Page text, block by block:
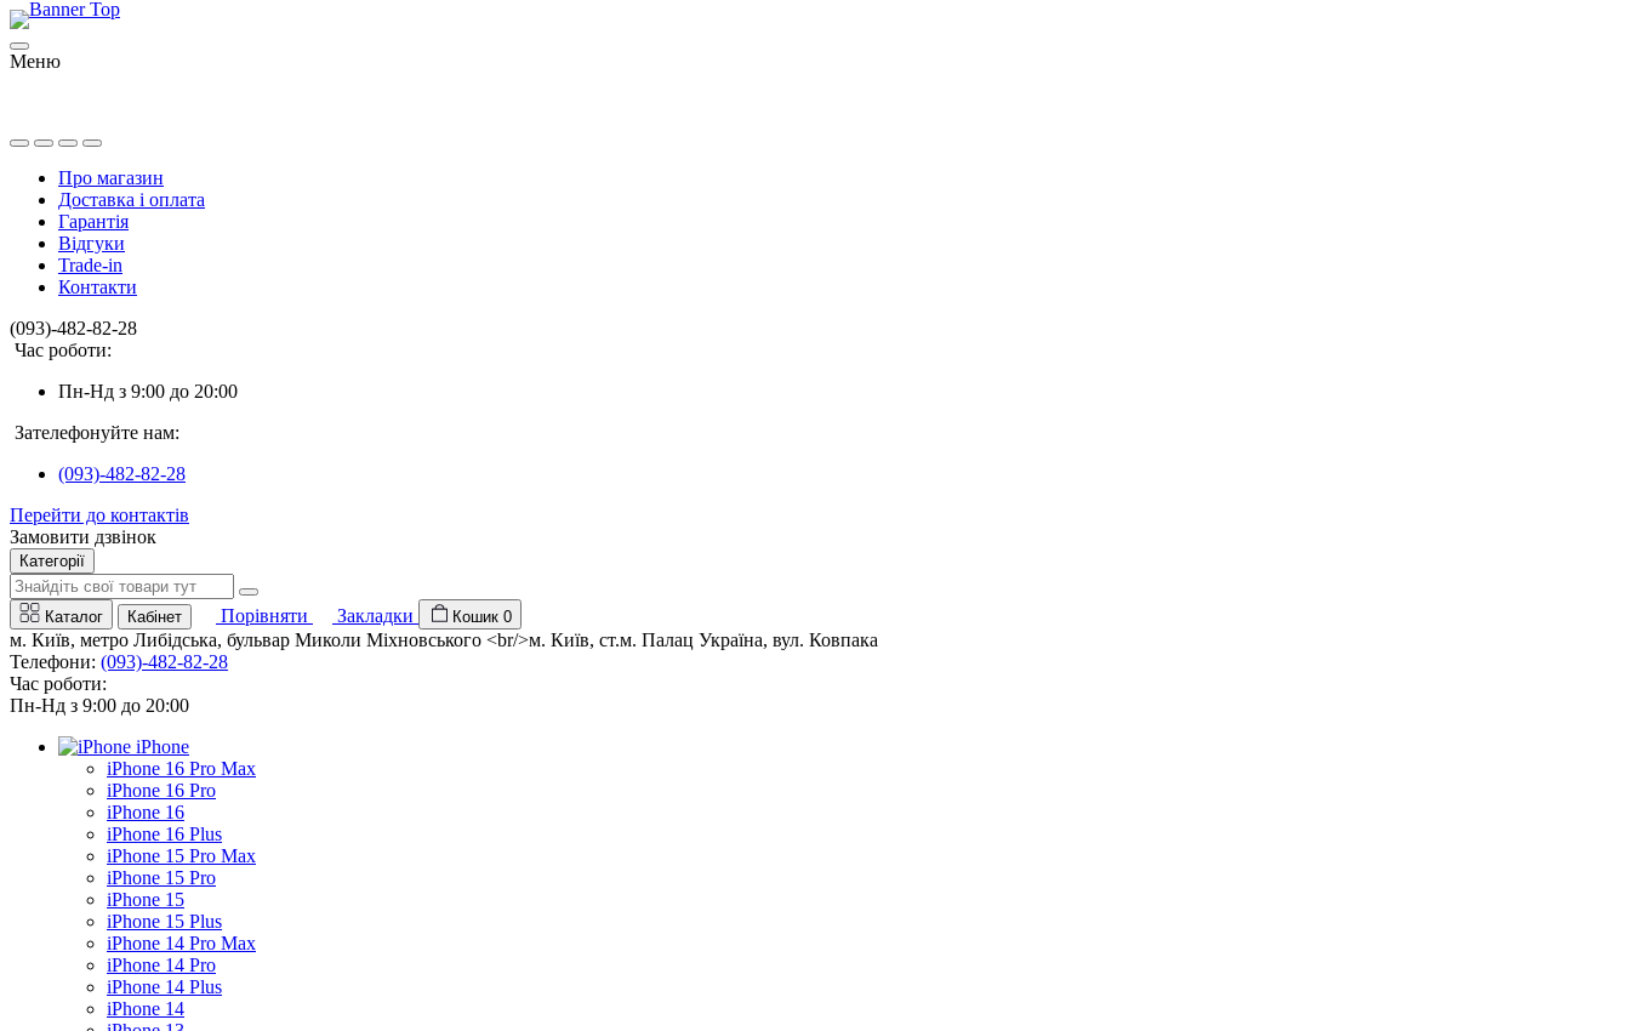
Меню
Про магазин
Доставка і оплата
Гарантія
Відгуки
Trade-in
Контакти
(093)-482-82-28
Час роботи:
Пн-Нд з 9:00 до 20:00
Зателефонуйте нам:
(093)-482-82-28
Перейти до контактів
Замовити дзвінок
Категорії
Каталог Кабінет Порівняти Закладки Кошик 0
м. Київ, метро Либідська, бульвар Миколи Міхновського <br/>м. Київ, ст.м. Палац Україна, вул. Ковпака
Телефони: (093)-482-82-28
Час роботи:
Пн-Нд з 9:00 до 20:00
iPhone
iPhone 16 Pro Max
iPhone 16 Pro
iPhone 16
iPhone 16 Plus
iPhone 15 Pro Max
iPhone 15 Pro
iPhone 15
iPhone 15 Plus
iPhone 14 Pro Max
iPhone 14 Pro
iPhone 14 Plus
iPhone 14